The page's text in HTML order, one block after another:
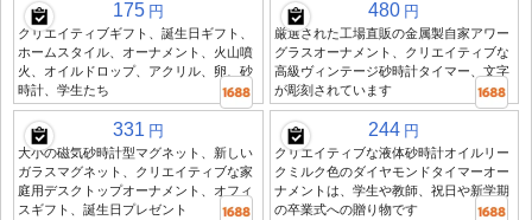
175 円
クリエイティブギフト、誕生日ギフト、
ホームスタイル、オーナメント、火山噴
火、オイルドロップ、アクリル、卵、砂
時計、学生たち
480 円
厳選された工場直販の金属製自家アワー
グラスオーナメント、クリエイティブな
高級ヴィンテージ砂時計タイマー、文字
が彫刻されています
331 円
大小の磁気砂時計型マグネット、新しい
ガラスマグネット、クリエイティブな家
庭用デスクトップオーナメント、オフィ
スギフト、誕生日プレゼント
244 円
クリエイティブな液体砂時計オイルリー
クミルク色のダイヤモンドタイマーオー
ナメントは、学生や教師、祝日や新学期
の卒業式への贈り物です